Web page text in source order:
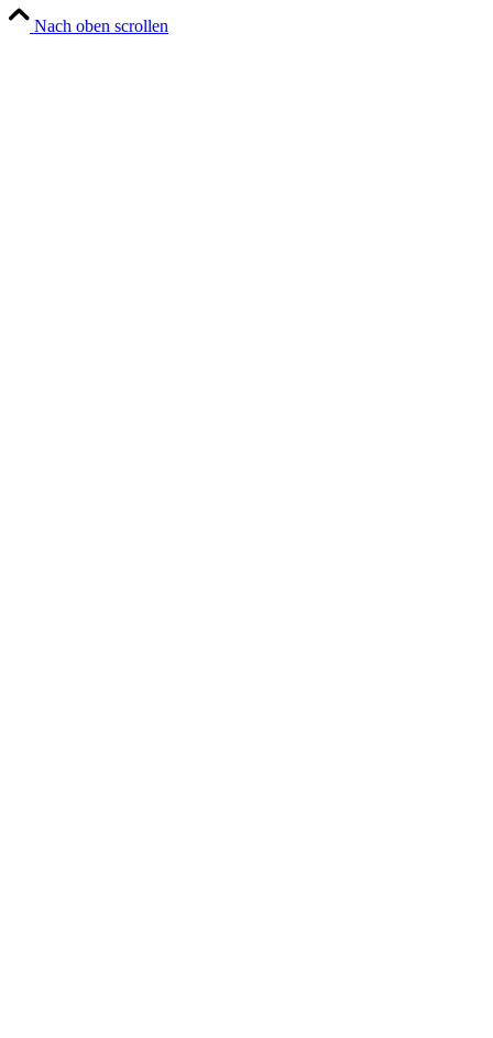
Nach oben scrollen